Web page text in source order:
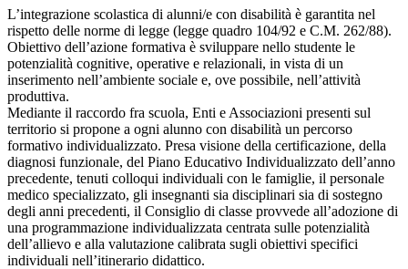
L’integrazione scolastica di alunni/e con disabilità è garantita nel
rispetto delle norme di legge (legge quadro 104/92 e C.M. 262/88).
Obiettivo dell’azione formativa è sviluppare nello studente le
potenzialità cognitive, operative e relazionali, in vista di un
inserimento nell’ambiente sociale e, ove possibile, nell’attività
produttiva.
Mediante il raccordo fra scuola, Enti e Associazioni presenti sul
territorio si propone a ogni alunno con disabilità un percorso
formativo individualizzato. Presa visione della certificazione, della
diagnosi funzionale, del Piano Educativo Individualizzato dell’anno
precedente, tenuti colloqui individuali con le famiglie, il personale
medico specializzato, gli insegnanti sia disciplinari sia di sostegno
degli anni precedenti, il Consiglio di classe provvede all’adozione di
una programmazione individualizzata centrata sulle potenzialità
dell’allievo e alla valutazione calibrata sugli obiettivi specifici
individuali nell’itinerario didattico.